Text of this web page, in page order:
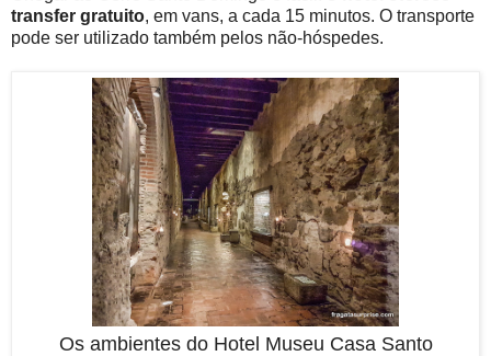
transfer gratuito, em vans, a cada 15 minutos. O transporte
pode ser utilizado também pelos não-hóspedes.
Os ambientes do Hotel Museu Casa Santo